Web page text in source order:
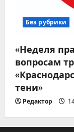
Без рубрики
«Неделя
вопросам
тени»
Редактор